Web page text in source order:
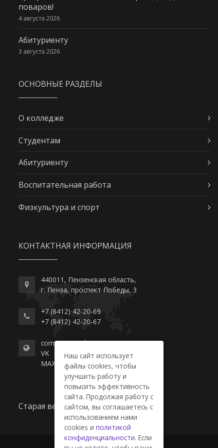
поваров!
4 августа 2026
Абитуриенту
3 августа 2026
ОСНОВНЫЕ РАЗДЕЛЫ
О колледже
Студентам
Абитуриенту
Воспитательная работа
Физкультура и спорт
КОНТАКТНАЯ ИНФОРМАЦИЯ
440011, Пензенская область,
г. Пенза, проспект Победы, 3
+7 (8412) 42-20-69
+7 (8412) 42-20-67
commerce-college.ru
VK
MAX
Старая версия сайта
Наш сайт использует
файлы cookies, чтобы
улучшить работу и
повысить эффективность
сайта. Продолжая работу с
сайтом, вы соглашаетесь с
использованием нами
cookies и политикой
конфиденциальности. Если